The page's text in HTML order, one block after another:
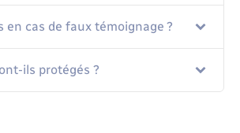
en cas de faux témoignage ?
ils protégés ?